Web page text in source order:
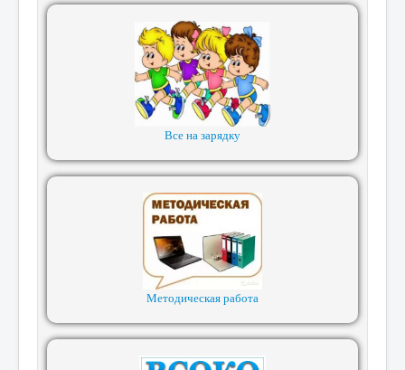
Все на зарядку
Методическая работа